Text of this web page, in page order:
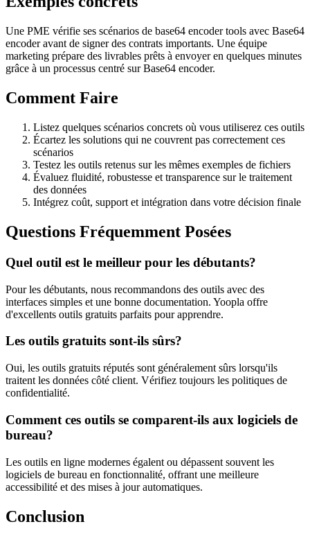
Une PME vérifie ses scénarios de base64 encoder tools avec Base64
encoder avant de signer des contrats importants. Une équipe
marketing prépare des livrables prêts à envoyer en quelques minutes
grâce à un processus centré sur Base64 encoder.
Comment Faire
Listez quelques scénarios concrets où vous utiliserez ces outils
Écartez les solutions qui ne couvrent pas correctement ces
scénarios
Testez les outils retenus sur les mêmes exemples de fichiers
Évaluez fluidité, robustesse et transparence sur le traitement
des données
Intégrez coût, support et intégration dans votre décision finale
Questions Fréquemment Posées
Quel outil est le meilleur pour les débutants?
Pour les débutants, nous recommandons des outils avec des
interfaces simples et une bonne documentation. Yoopla offre
d'excellents outils gratuits parfaits pour apprendre.
Les outils gratuits sont-ils sûrs?
Oui, les outils gratuits réputés sont généralement sûrs lorsqu'ils
traitent les données côté client. Vérifiez toujours les politiques de
confidentialité.
Comment ces outils se comparent-ils aux logiciels de
bureau?
Les outils en ligne modernes égalent ou dépassent souvent les
logiciels de bureau en fonctionnalité, offrant une meilleure
accessibilité et des mises à jour automatiques.
Conclusion